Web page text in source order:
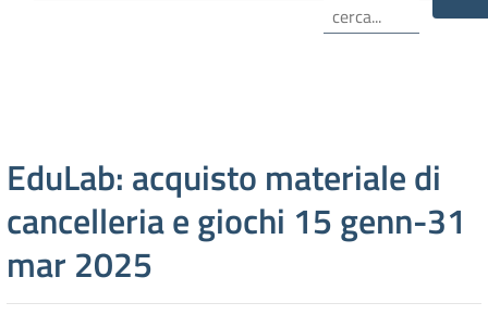
EduLab: acquisto materiale di
cancelleria e giochi 15 genn-31
mar 2025